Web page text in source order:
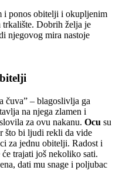
i ponos obitelji i okupljenim
Dobrih želja je
njegovog mira nastoje
čuva” – blagoslivlja ga
na njega zlamen i
za ovu nakanu. Ocu su
što bi ljudi rekli da vide
za jednu obitelji. Radost i
trajati još nekoliko sati.
dati mu snage i poljubac